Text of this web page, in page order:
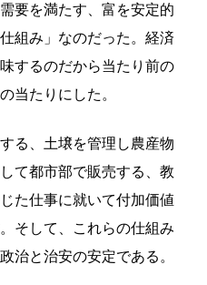
要を満たす、富を安定的
組み」なのだった。経済
するのだから当たり前の
当たりにした。
る、土壌を管理し農産物
て都市部で販売する、教
た仕事に就いて付加価値
そして、これらの仕組み
治と治安の安定である。